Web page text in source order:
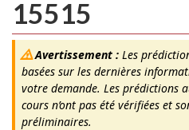
15515
Avertissement :Les
basées sur les dernières
votre demande. Les prédictions
cours n’ont pas été vérifiées et
préliminaires.